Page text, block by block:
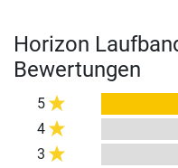
Horizon
Bewertungen
5
4
3